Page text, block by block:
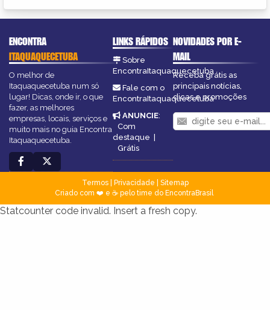
ENCONTRA
ITAQUAQUECETUBA
O melhor de
Itaquaquecetuba num só
lugar! Dicas, onde ir, o que
fazer, as melhores
empresas, locais, serviços e
muito mais no guia Encontra
Itaquaquecetuba.
LINKS RÁPIDOS
Sobre
EncontraItaquaquecetuba
Fale com o
EncontraItaquaquecetuba
ANUNCIE:
Com
destaque |
Grátis
NOVIDADES POR E-
MAIL
Receba grátis as
principais notícias,
dicas e promoções
Termos| Privacidade
Sitemap
Criado com ❤️ e ☕ pelo time do EncontraBrasil
Statcounter code invalid. Insert a fresh copy.